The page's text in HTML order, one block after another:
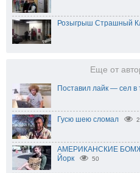
Розыгрыш Страшный
Еще от
Поставил лайк — сел в
Гусю шею сломал
АМЕРИКАНСКИЕ
Йорк
50